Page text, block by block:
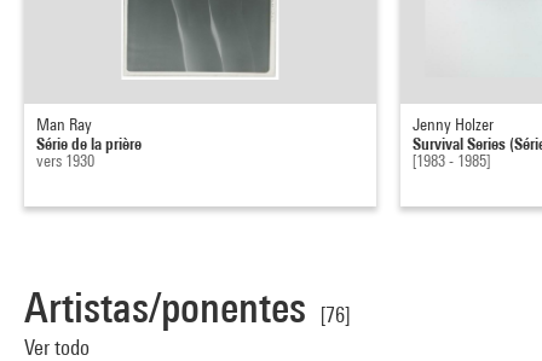
Man Ray
Série de la prière
vers 1930
Jenny Holzer
Survival Series
[1983 - 1985]
Artistas/ponentes
[76]
Ver todo